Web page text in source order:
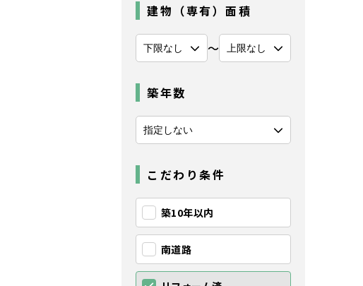
建物（専有）面積
〜
築年数
こだわり条件
築10年以内
南道路